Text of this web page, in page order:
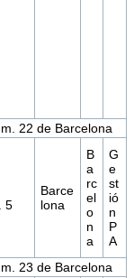
22 de Barcelona
5
Barce
lona
B
a
rc
el
o
n
a
G
e
st
ió
n
P
A
23 de Barcelona